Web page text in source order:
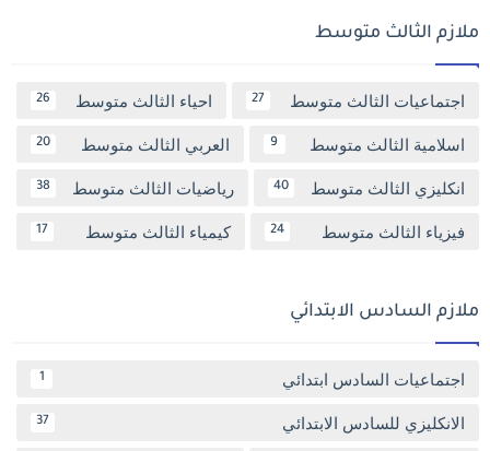
ملازم الثالث متوسط
اجتماعيات الثالث متوسط 27 احياء الثالث متوسط 26
اسلامية الثالث متوسط 9 العربي الثالث متوسط 20
انكليزي الثالث متوسط 40 رياضيات الثالث متوسط 38
فيزياء الثالث متوسط 24 كيمياء الثالث متوسط 17
ملازم السادس الابتدائي
اجتماعيات السادس ابتدائي 1
الانكليزي للسادس الابتدائي 37